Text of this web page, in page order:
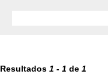
Resultados 1 - 1 de 1